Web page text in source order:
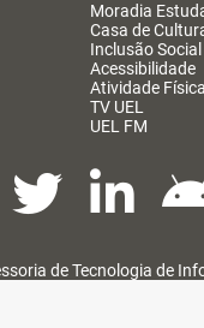
Moradia
Casa de
Inclusão Social
Acessibilidade
Atividade Física
TV UEL
UEL FM
de Tecnologia de